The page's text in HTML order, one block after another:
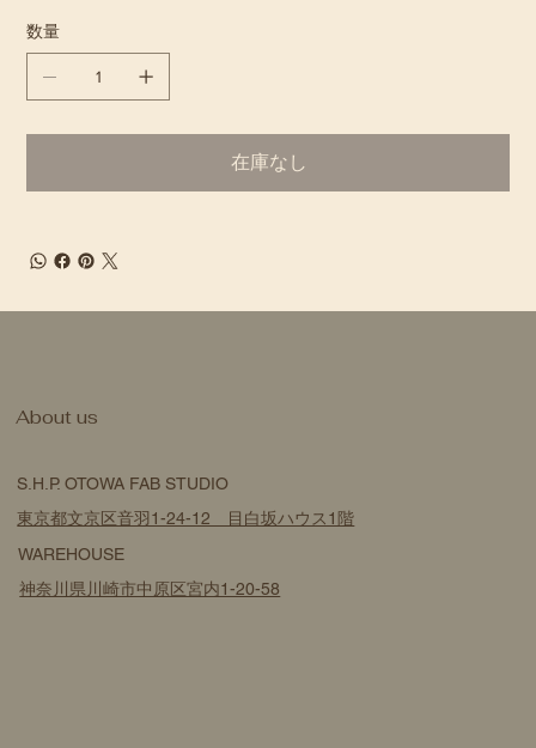
数量
在庫なし
S.H.P. OTOWA FAB STUDIO
東京都文京区音羽1-24-12 目白坂ハウス1階
WAREHOUSE
神奈川県川崎市中原区宮内1-20-58
​About us